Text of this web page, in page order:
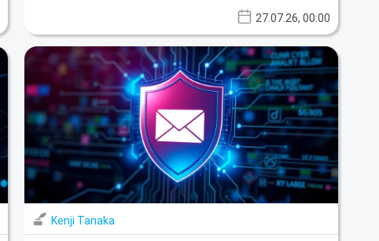
27.07.26, 00:00
Kenji Tanaka